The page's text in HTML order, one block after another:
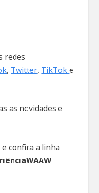
redes
, Twitter, TikToke
as novidades e
e confira a linha